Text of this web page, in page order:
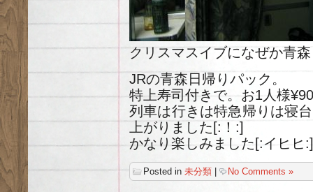
クリスマスイブになぜか青
JRの青森日帰りパック。
特上寿司付きで。お1人様
列車は行きは特急帰りは寝
上がりました[:！:]
かなり楽しみました[:イヒヒ:]
Posted in 未分類 No Comments »